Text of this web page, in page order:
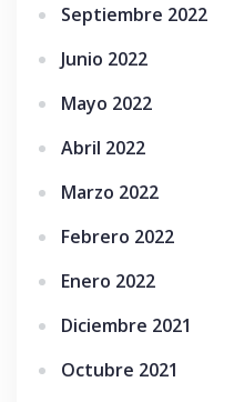
Septiembre 2022
Junio 2022
Mayo 2022
Abril 2022
Marzo 2022
Febrero 2022
Enero 2022
Diciembre 2021
Octubre 2021